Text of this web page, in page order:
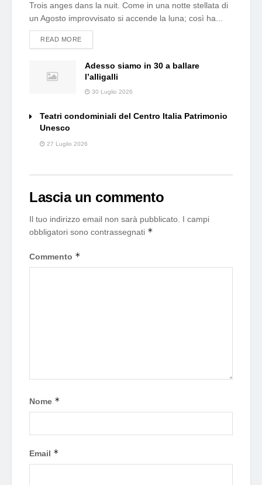
Trois anges dans la nuit. Come in una notte stellata di
un Agosto improvvisato si accende la luna; così ha...
READ MOREDETAILS
Adesso siamo in 30 a ballare
l’alligalli
30 Luglio 2026
Teatri condominiali del Centro Italia Patrimonio
Unesco
27 Luglio 2026
Lascia un commento
Il tuo indirizzo email non sarà pubblicato. I campi
obbligatori sono contrassegnati *
Commento *
Nome *
Email *